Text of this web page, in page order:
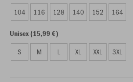
104 116 128 140 152 164
Unisex (15,99 €)
S M L XL XXL 3XL